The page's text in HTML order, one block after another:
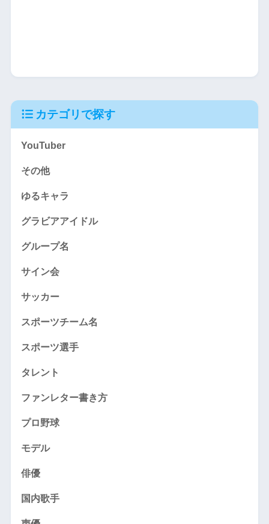
カテゴリで探す
YouTuber
その他
ゆるキャラ
グラビアアイドル
グループ名
サイン会
サッカー
スポーツチーム名
スポーツ選手
タレント
ファンレター書き方
プロ野球
モデル
俳優
国内歌手